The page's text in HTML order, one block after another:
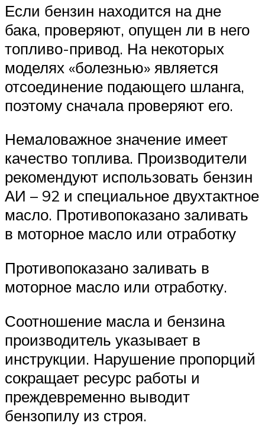
Если бензин находится на дне
бака, проверяют, опущен ли в него
топливо-привод. На некоторых
моделях «болезнью» является
отсоединение подающего шланга,
поэтому сначала проверяют его.
Немаловажное значение имеет
качество топлива. Производители
рекомендуют использовать бензин
АИ – 92 и специальное двухтактное
масло. Противопоказано заливать
в моторное масло или отработку
Противопоказано заливать в
моторное масло или отработку.
Соотношение масла и бензина
производитель указывает в
инструкции. Нарушение пропорций
сокращает ресурс работы и
преждевременно выводит
бензопилу из строя.